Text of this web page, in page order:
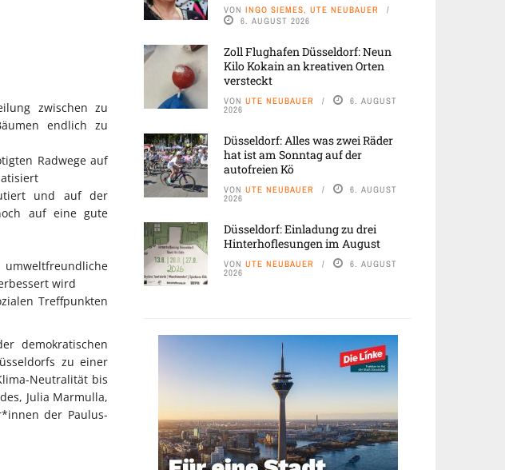
zwischen zu
endlich zu
Radwege auf
und auf der
auf eine gute
wird
Treffpunkten
demokratischen
zu einer
Neutralität bis
Julia Marmulla,
der Paulus-
VON INGO SIEMES, UTE NEUBAUER
6. AUGUST 2026
Zoll Flughafen Düsseldorf: Neun
Kilo Kokain an kreativen Orten
versteckt
VON UTE NEUBAUER 6. AUGUST
2026
Düsseldorf: Alles was zwei Räder
hat ist am Sonntag auf der
autofreien Kö
VON UTE NEUBAUER 6. AUGUST
2026
Düsseldorf: Einladung zu drei
Hinterhoflesungen im August
VON UTE NEUBAUER 6. AUGUST
2026